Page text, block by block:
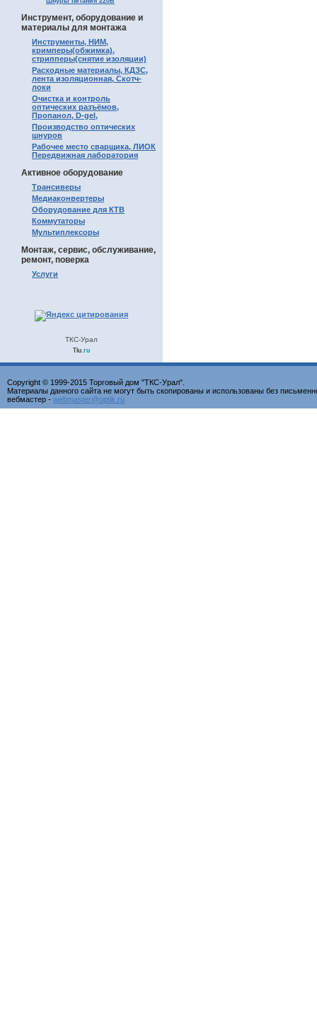
Инструмент, оборудование и
материалы для монтажа
Инструменты, НИМ,
кримперы(обжимка),
стрипперы(снятие изоляции)
Расходные материалы, КДЗС,
лента изоляционная, Скотч-
локи
Очистка и контроль
оптических разъёмов,
Пропанол, D-gel,
Производство оптических
шнуров
Рабочее место сварщика, ЛИОК
Передвижная лаборатория
Активное оборудование
Трансиверы
Медиаконвертеры
Оборудование для КТВ
Коммутаторы
Мультиплексоры
Монтаж, сервис, обслуживание,
ремонт, поверка
Услуги
ТКС-Урал
Tiu.ru
Copyright © 1999-2015 Торговый дом "ТКС-Урал".
Материалы данного сайта не могут быть скопированы и использованы без
вебмастер - webmaster@optik.ru